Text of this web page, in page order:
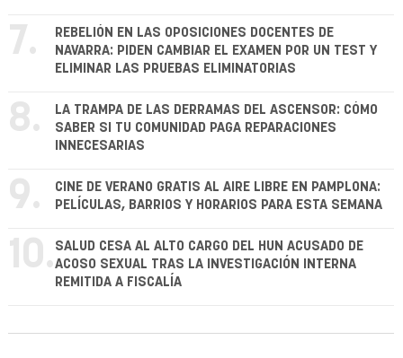
7.
REBELIÓN EN LAS OPOSICIONES DOCENTES DE
NAVARRA: PIDEN CAMBIAR EL EXAMEN POR UN TEST Y
ELIMINAR LAS PRUEBAS ELIMINATORIAS
8.
LA TRAMPA DE LAS DERRAMAS DEL ASCENSOR: CÓMO
SABER SI TU COMUNIDAD PAGA REPARACIONES
INNECESARIAS
9.
CINE DE VERANO GRATIS AL AIRE LIBRE EN PAMPLONA:
PELÍCULAS, BARRIOS Y HORARIOS PARA ESTA SEMANA
10. SALUD CESA AL ALTO CARGO DEL HUN ACUSADO DE
ACOSO SEXUAL TRAS LA INVESTIGACIÓN INTERNA
REMITIDA A FISCALÍA